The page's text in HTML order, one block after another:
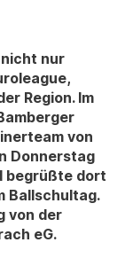
nur
Region. Im
von
Donnerstag
begrüßte dort
Ballschultag.
von der
eG.